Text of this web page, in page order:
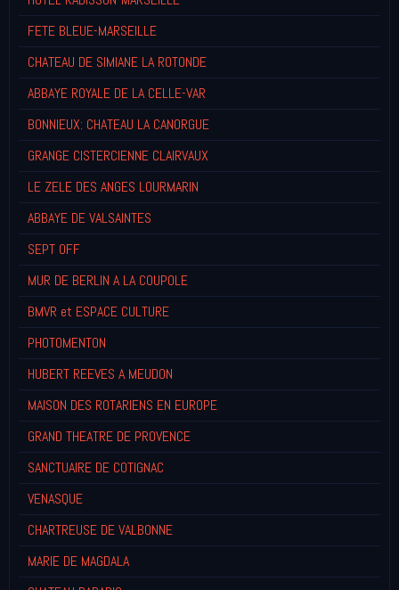
FETE BLEUE-MARSEILLE
CHATEAU DE SIMIANE LA ROTONDE
ABBAYE ROYALE DE LA CELLE-VAR
BONNIEUX: CHATEAU LA CANORGUE
GRANGE CISTERCIENNE CLAIRVAUX
LE ZELE DES ANGES LOURMARIN
ABBAYE DE VALSAINTES
SEPT OFF
MUR DE BERLIN A LA COUPOLE
BMVR et ESPACE CULTURE
PHOTOMENTON
HUBERT REEVES A MEUDON
MAISON DES ROTARIENS EN EUROPE
GRAND THEATRE DE PROVENCE
SANCTUAIRE DE COTIGNAC
VENASQUE
CHARTREUSE DE VALBONNE
MARIE DE MAGDALA